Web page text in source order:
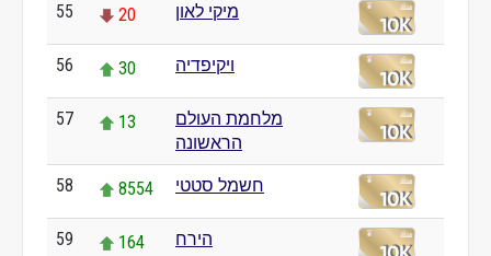
55 20 מיקי לאון
56 30 ויקיפדיה
57 13
מלחמת העולם
הראשונה
58 8554 חשמל סטטי
59 164 הירח